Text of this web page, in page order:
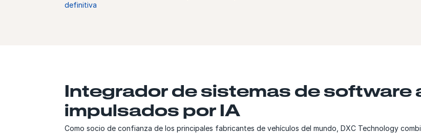
definitiva
Integrador de sistemas de software
impulsados por IA
Como socio de confianza de los principales fabricantes de vehículos del mundo, DXC Technology